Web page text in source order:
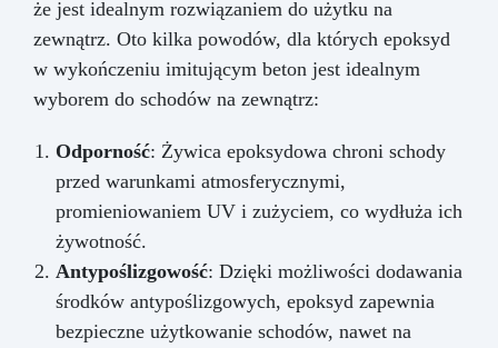
że jest idealnym rozwiązaniem do użytku na
zewnątrz. Oto kilka powodów, dla których epoksyd
w wykończeniu imitującym beton jest idealnym
wyborem do schodów na zewnątrz:
Odporność: Żywica epoksydowa chroni schody
przed warunkami atmosferycznymi,
promieniowaniem UV i zużyciem, co wydłuża ich
żywotność.
Antypoślizgowość: Dzięki możliwości dodawania
środków antypoślizgowych, epoksyd zapewnia
bezpieczne użytkowanie schodów, nawet na